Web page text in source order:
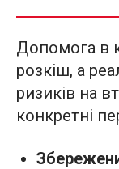
Допомога в
розкіш, а
ризиків на
конкретні